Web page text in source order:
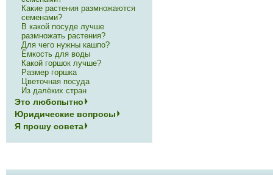
Какие растения размножаются
семенами?
В какой посуде лучше
размножать растения?
Для чего нужны кашпо?
Ёмкость для воды
Какой горшок лучше?
Размер горшка
Цветочная посуда
Из далёких стран
Это любопытно
Юридические вопросы
Я прошу совета